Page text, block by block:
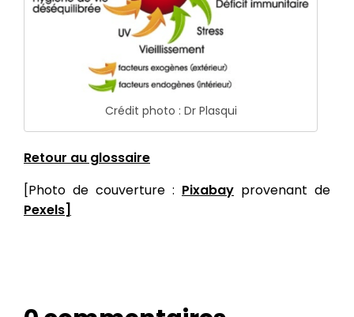
Crédit photo : Dr Plasqui
Retour au glossaire
[Photo de couverture : Pixabay provenant de
Pexels]